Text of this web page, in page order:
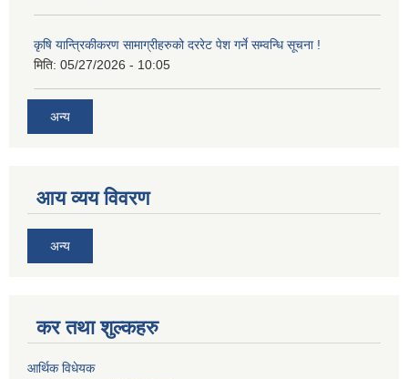
कृषि यान्त्रिकीकरण सामाग्रीहरुको दररेट पेश गर्ने सम्वन्धि सूचना !
मिति: 05/27/2026 - 10:05
अन्य
आय व्यय विवरण
अन्य
कर तथा शुल्कहरु
आर्थिक विधेयक